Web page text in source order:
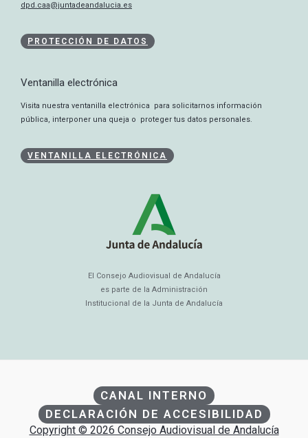
dpd.caa@juntadeandalucia.es
PROTECCIÓN DE DATOS
Ventanilla electrónica
Visita nuestra ventanilla electrónica para solicitarnos información
pública, interponer una queja o proteger tus datos personales.
VENTANILLA ELECTRÓNICA
El Consejo Audiovisual de Andalucía
es parte de la Administración
Institucional de la Junta de Andalucía
CANAL INTERNO
DECLARACIÓN DE ACCESIBILIDAD
Copyright © 2026 Consejo Audiovisual de Andalucía